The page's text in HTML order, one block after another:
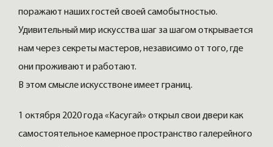
поражают наших гостей своей самобытностью.
Удивительный мир искусства шаг за шагом открывается
нам через секреты мастеров, независимо от того, где
они проживают и работают.
В этом смысле искусствоне имеет границ.
1 октября 2020 года «Касугай» открыл свои двери как
самостоятельное камерное пространство галерейного